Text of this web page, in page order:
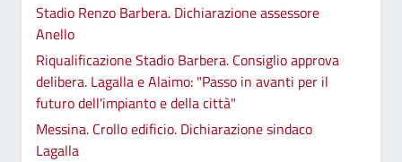
Stadio Renzo Barbera. Dichiarazione assessore
Anello
Riqualificazione Stadio Barbera. Consiglio approva
delibera. Lagalla e Alaimo: "Passo in avanti per il
futuro dell'impianto e della città"
Messina. Crollo edificio. Dichiarazione sindaco
Lagalla